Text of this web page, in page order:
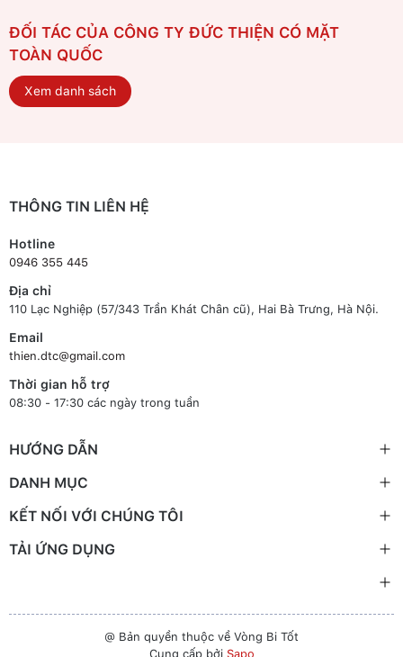
ĐỐI TÁC CỦA CÔNG TY ĐỨC THIỆN CÓ MẶT
TOÀN QUỐC
Xem danh sách
THÔNG TIN LIÊN HỆ
Hotline
0946 355 445
Địa chỉ
110 Lạc Nghiệp (57/343 Trần Khát Chân cũ), Hai Bà Trưng, Hà Nội.
Email
thien.dtc@gmail.com
Thời gian hỗ trợ
08:30 - 17:30 các ngày trong tuần
HƯỚNG DẪN
DANH MỤC
KẾT NỐI VỚI CHÚNG TÔI
TẢI ỨNG DỤNG
@ Bản quyền thuộc về Vòng Bi Tốt
Cung cấp bởi Sapo